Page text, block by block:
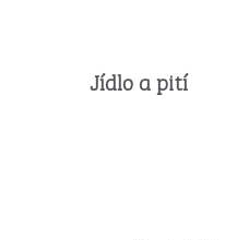
Jídlo a pití